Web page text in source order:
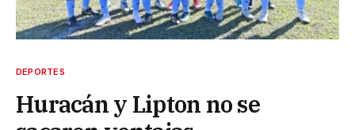
DEPORTES
Huracán y Lipton no se